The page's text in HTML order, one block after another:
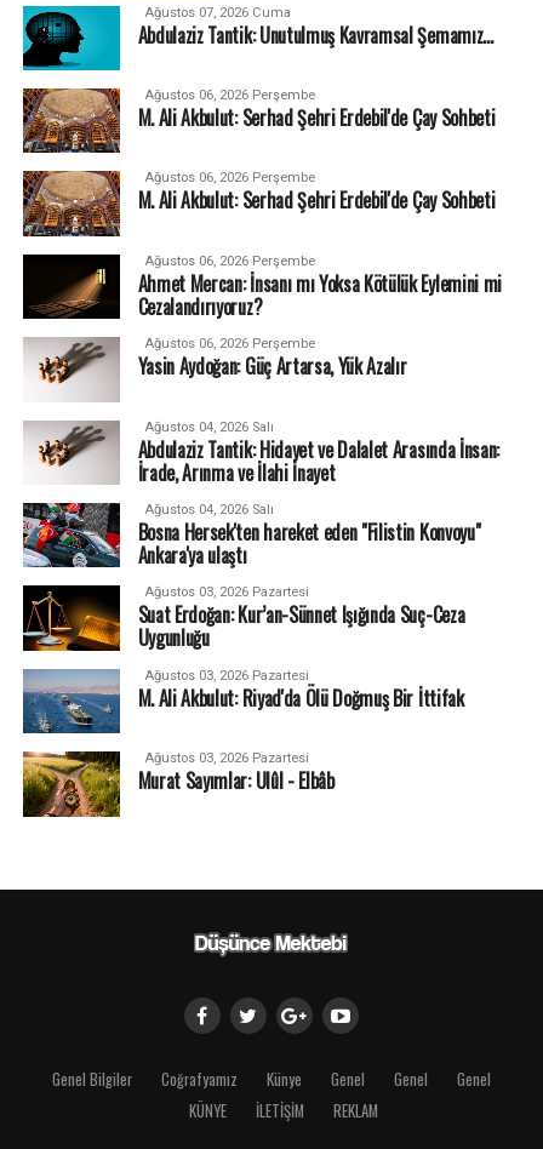
Ağustos 07, 2026 Cuma
Abdulaziz Tantik: Unutulmuş Kavramsal Şemamız…
Ağustos 06, 2026 Perşembe
M. Ali Akbulut: Serhad Şehri Erdebil'de Çay Sohbeti
Ağustos 06, 2026 Perşembe
M. Ali Akbulut: Serhad Şehri Erdebil'de Çay Sohbeti
Ağustos 06, 2026 Perşembe
Ahmet Mercan: İnsanı mı Yoksa Kötülük Eylemini mi
Cezalandırıyoruz?
Ağustos 06, 2026 Perşembe
Yasin Aydoğan: Güç Artarsa, Yük Azalır
Ağustos 04, 2026 Salı
Abdulaziz Tantik: Hidayet ve Dalalet Arasında İnsan:
İrade, Arınma ve İlahi İnayet
Ağustos 04, 2026 Salı
Bosna Hersek'ten hareket eden "Filistin Konvoyu"
Ankara'ya ulaştı
Ağustos 03, 2026 Pazartesi
Suat Erdoğan: Kur’an-Sünnet Işığında Suç-Ceza
Uygunluğu
Ağustos 03, 2026 Pazartesi
M. Ali Akbulut: Riyad'da Ölü Doğmuş Bir İttifak
Ağustos 03, 2026 Pazartesi
Murat Sayımlar: Ulûl - Elbâb
Genel Bilgiler Coğrafyamız Künye Genel Genel
Genel
KÜNYE
İLETİŞİM REKLAM